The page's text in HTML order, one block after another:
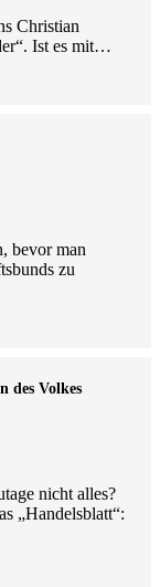
Christian
Ist es mit…
bevor man
zu
des Volkes
nicht alles?
„Handelsblatt“: